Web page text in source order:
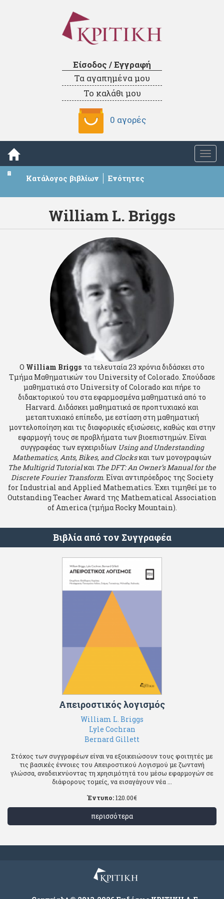
Είσοδος / Εγγραφή
Τα αγαπημένα μου
Το καλάθι μου
0 αγορές
Κατάλογος βιβλίων Ενότητες
William L. Briggs
Ο William Briggs τα τελευταία 23 χρόνια διδάσκει στο
Τμήμα Μαθηματικών του University of Colorado. Σπούδασε
μαθηματικά στο University of Colorado και πήρε το
διδακτορικού του στα εφαρμοσμένα μαθηματικά από το
Harvard. Διδάσκει μαθηματικά σε προπτυχιακό και
μεταπτυχιακό επίπεδο, με εστίαση στη μαθηματική
μοντελοποίηση και τις διαφορικές εξισώσεις, καθώς και στην
εφαρμογή τους σε προβλήματα των βιοεπιστημών. Είναι
συγγραφέας των εγχειριδίων Using and Understanding
Mathematics, Ants, Bikes, and Clocksκαι των μονογραφιών
The Multigrid Tutorialκαι The DFT: An Owner’s Manual for the
Discrete Fourier Transform. Είναι αντιπρόεδρος της Society
for Industrial and Applied Mathematics. Έχει τιμηθεί με το
Outstanding Teacher Award της Mathematical Association
of America (τμήμα Rocky Mountain).
Βιβλία από τον Συγγραφέα
Απειροστικός λογισμός
William L. Briggs
Lyle Cochran
Bernard Gillett
Στόχος των συγγραφέων είναι να εξοικειώσουν τους φοιτητές με
τις βασικές έννοιες του Απειροστικού Λογισμού με ζωντανή
γλώσσα, αναδεικνύοντας τη χρησιμότητά του μέσω εφαρμογών σε
διάφορους τομείς, να εισαγάγουν νέα ...
Έντυπο:120.00€
περισσότερα